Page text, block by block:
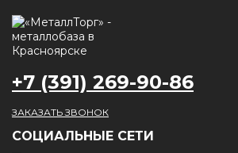
+7 (391) 269-90-86
ЗАКАЗАТЬ ЗВОНОК
CОЦИАЛЬНЫЕ СЕТИ